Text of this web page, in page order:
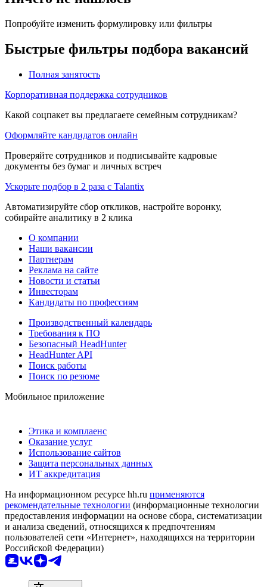
Попробуйте изменить формулировку или фильтры
Быстрые фильтры подбора вакансий
Полная занятость
Корпоративная поддержка сотрудников
Какой соцпакет вы предлагаете семейным сотрудникам?
Оформляйте кандидатов онлайн
Проверяйте сотрудников и подписывайте кадровые
документы без бумаг и личных встреч
Ускорьте подбор в 2 раза с Talantix
Автоматизируйте сбор откликов, настройте воронку,
собирайте аналитику в 2 клика
О компании
Наши вакансии
Партнерам
Реклама на сайте
Новости и статьи
Инвесторам
Кандидаты по профессиям
Производственный календарь
Требования к ПО
Безопасный HeadHunter
HeadHunter API
Поиск работы
Поиск по резюме
Мобильное приложение
Этика и комплаенс
Оказание услуг
Использование сайтов
Защита персональных данных
ИТ аккредитация
На информационном ресурсе hh.ru применяются
рекомендательные технологии (информационные технологии
предоставления информации на основе сбора, систематизации
и анализа сведений, относящихся к предпочтениям
пользователей сети «Интернет», находящихся на территории
Российской Федерации)